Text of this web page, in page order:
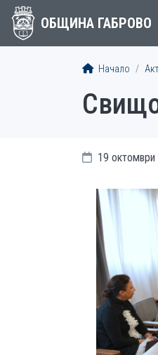
ОБЩИНА ГАБРОВО
Начало
19